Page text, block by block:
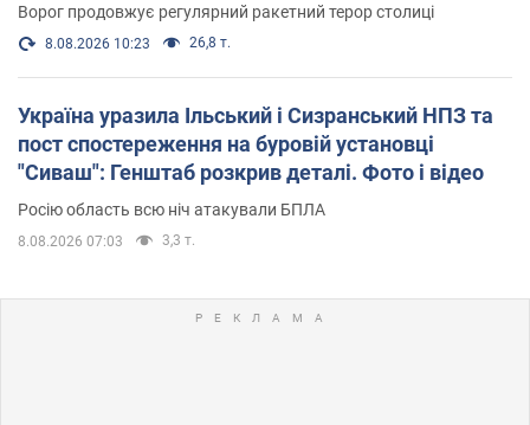
Ворог продовжує регулярний ракетний терор столиці
8.08.2026 10:23 26,8 т.
Україна уразила Ільський і Сизранський НПЗ та
пост спостереження на буровій установці
"Сиваш": Генштаб розкрив деталі. Фото і відео
Росію область всю ніч атакували БПЛА
8.08.2026 07:03 3,3 т.